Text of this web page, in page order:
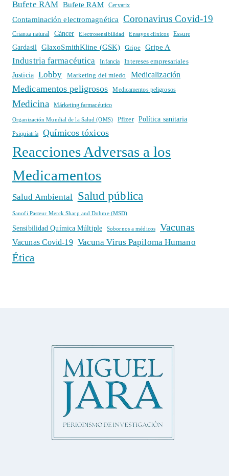
Bufete RAM Bufete RAM Cervarix
Contaminación electromagnética Coronavirus Covid-19
Crianza natural Cáncer Electrosensibilidad Ensayos clínicos Essure
Gardasil GlaxoSmithKline (GSK) Gripe Gripe A
Industria farmacéutica Infancia
Intereses empresariales
Justicia
Lobby Marketing del miedo Medicalización
Medicamentos peligrosos Medicamentos peligrosos
Medicina Márketing farmacéutico
Organización Mundial de la Salud (OMS) Pfizer Política sanitaria
Psiquiatría Químicos tóxicos
Reacciones Adversas a los
Medicamentos
Salud Ambiental Salud pública
Sanofi Pasteur Merck Sharp and Dohme (MSD)
Sensibilidad Química Múltiple Sobornos a médicos Vacunas
Vacunas Covid-19 Vacuna Virus Papiloma Humano
Ética